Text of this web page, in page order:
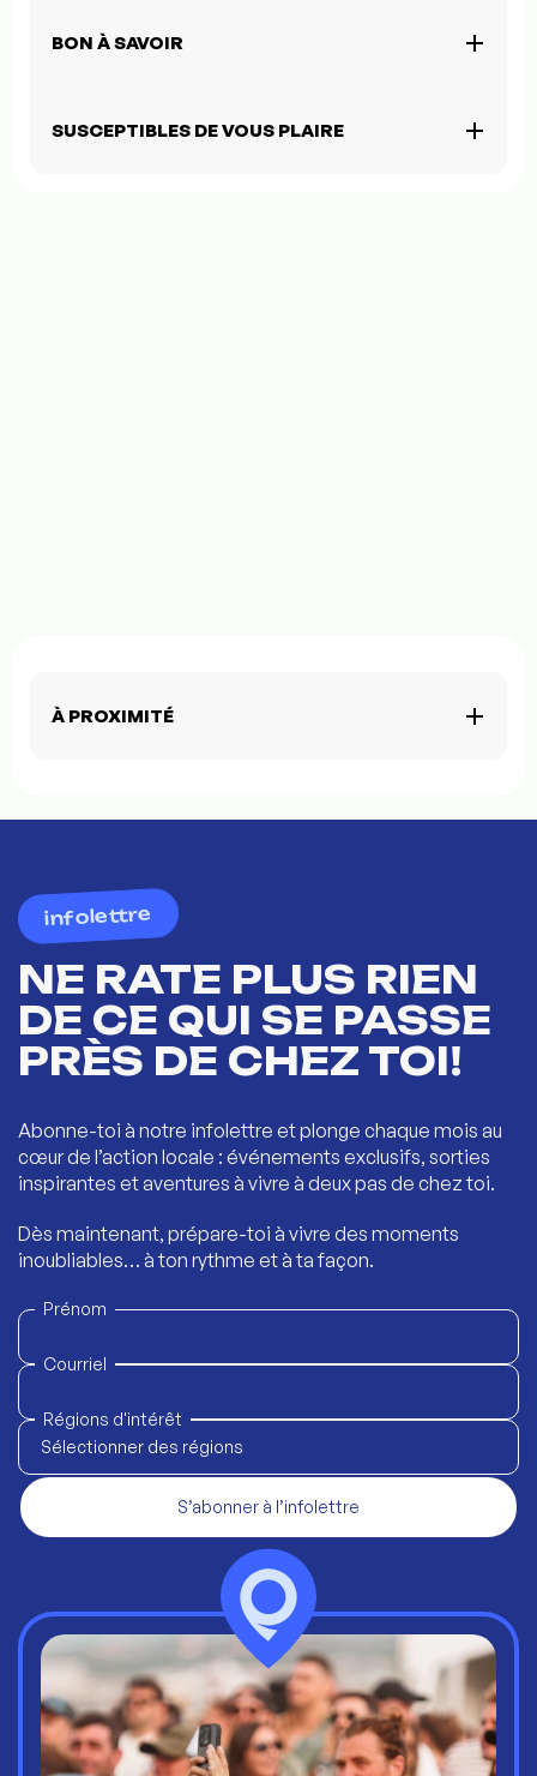
BON À SAVOIR
SUSCEPTIBLES DE VOUS PLAIRE
À PROXIMITÉ
infolettre
NE RATE PLUS RIEN
DE CE QUI SE PASSE
PRÈS DE CHEZ TOI!
Abonne-toi à notre infolettre et plonge chaque mois au
cœur de l’action locale : événements exclusifs, sorties
inspirantes et aventures à vivre à deux pas de chez toi.
Dès maintenant, prépare-toi à vivre des moments
inoubliables… à ton rythme et à ta façon.
Prénom
Courriel
Régions d'intérêt
Sélectionner des régions
S’abonner à l’infolettre